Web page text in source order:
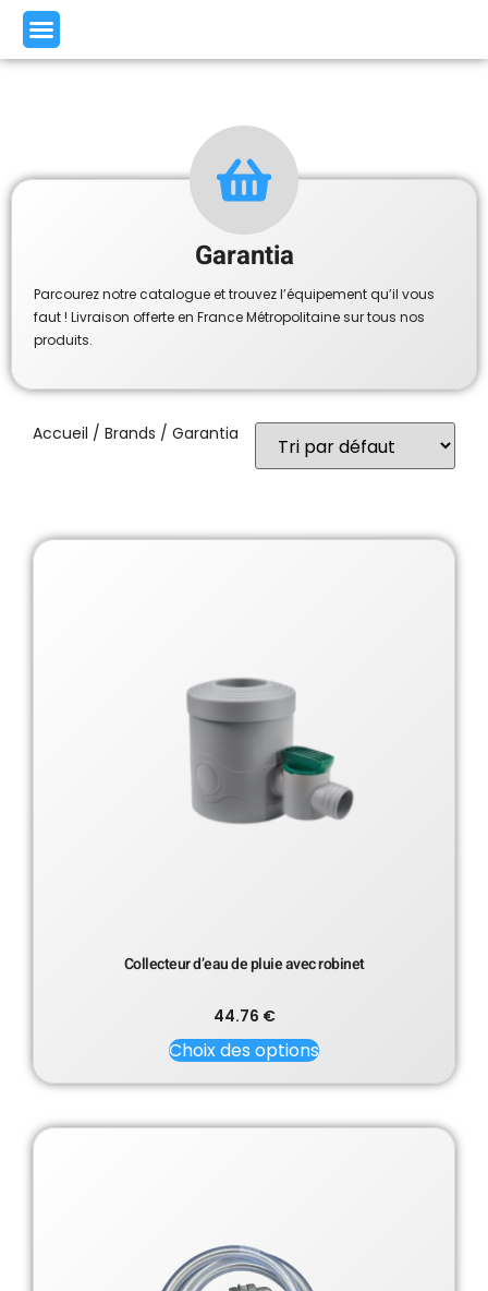
Garantia
Parcourez notre catalogue et trouvez l’équipement qu’il vous
faut ! Livraison offerte en France Métropolitaine sur tous nos
produits.
Accueil / Brands / Garantia
Collecteur d’eau de pluie avec robinet
44.76 €
Choix des options